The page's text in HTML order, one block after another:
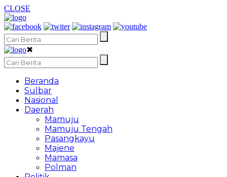
CLOSE
✖
Beranda
Sulbar
Nasional
Daerah
Mamuju
Mamuju Tengah
Pasangkayu
Majene
Mamasa
Polman